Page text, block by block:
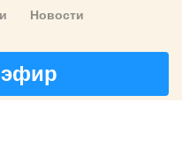
Новости